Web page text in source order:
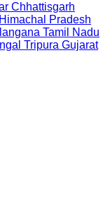
Chhattisgarh
Himachal Pradesh
Tamil Nadu
Tripura Gujarat